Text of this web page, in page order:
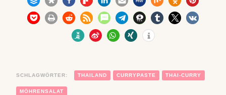
SCHLAGWÖRTER: THAILAND CURRYPASTE THAI-CURRY
MÖHRENSALAT